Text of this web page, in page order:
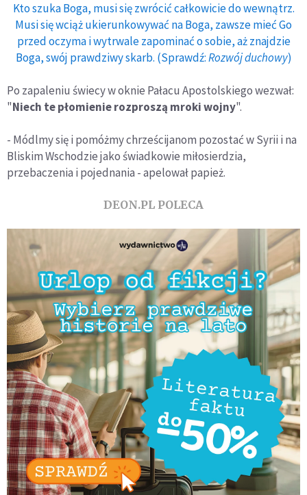
Kto szuka Boga, musi się zwrócić całkowicie do wewnątrz.
Musi się wciąż ukierunkowywać na Boga, zawsze mieć Go
przed oczyma i wytrwale zapominać o sobie, aż znajdzie
Boga, swój prawdziwy skarb. (Sprawdź:Rozwój duchowy)
Po zapaleniu świecy w oknie Pałacu Apostolskiego wezwał:
"Niech te płomienie rozproszą mroki wojny".
- Módlmy się i pomóżmy chrześcijanom pozostać w Syrii i na
Bliskim Wschodzie jako świadkowie miłosierdzia,
przebaczenia i pojednania - apelował papież.
DEON.PL POLECA